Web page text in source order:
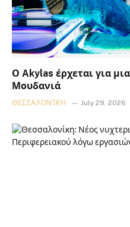
Ο Akylas έρχεται για
Μουδανιά
ΘΕΣΣΑΛΟΝΊΚΗ July 29, 2026